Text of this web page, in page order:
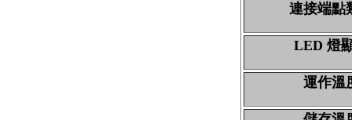
連接端點
LED燈
運作溫